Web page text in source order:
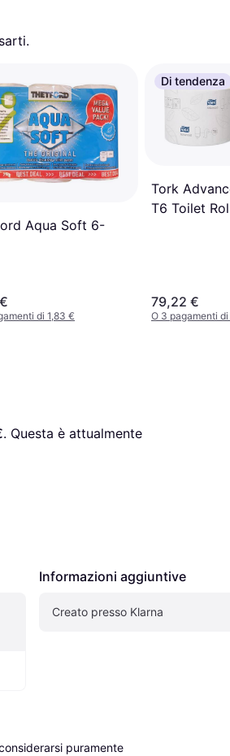
Aqua Soft 6-
di 1,83 €
Di tendenza
Tork
T6 Toilet
79,22 €
O 3 pagamenti
. Questa è attualmente
Informazioni aggiuntive
Creato presso Klarna
puramente